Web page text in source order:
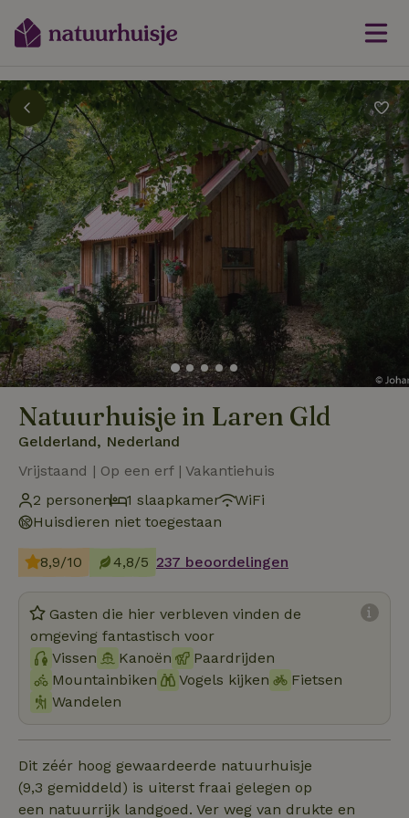
Natuurhuisje in Laren Gld
Gelderland, Nederland
Vrijstaand | Op een erf | Vakantiehuis
2 personen
1 slaapkamer
WiFi
Huisdieren niet toegestaan
8,9/10 4,8/5 237 beoordelingen
Gasten die hier verbleven vinden de
omgeving fantastisch voor
Vissen
Kanoën
Paardrijden
Mountainbiken
Vogels kijken
Fietsen
Wandelen
Dit zéér hoog gewaardeerde natuurhuisje
(9,3 gemiddeld) is uiterst fraai gelegen op
een natuurrijk landgoed. Ver weg van drukte en